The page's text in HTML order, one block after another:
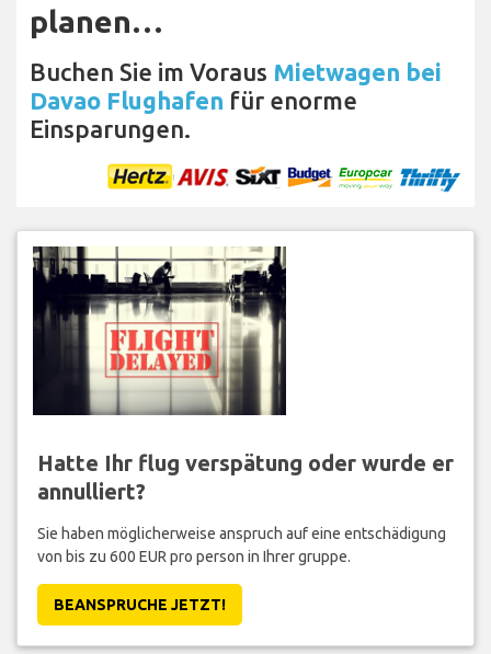
planen…
Buchen Sie im Voraus Mietwagen bei
Davao Flughafen für enorme
Einsparungen.
Hatte Ihr flug verspätung oder wurde er
annulliert?
Sie haben möglicherweise anspruch auf eine entschädigung
von bis zu 600 EUR pro person in Ihrer gruppe.
BEANSPRUCHE JETZT!